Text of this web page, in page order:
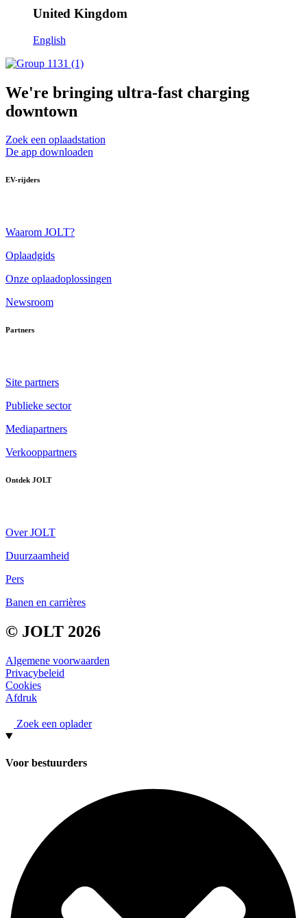
United Kingdom
English
We're bringing ultra-fast charging
downtown
Zoek een oplaadstation
De app downloaden
EV-rijders
Waarom JOLT?
Oplaadgids
Onze oplaadoplossingen
Newsroom
Partners
Site partners
Publieke sector
Mediapartners
Verkooppartners
Ontdek JOLT
Over JOLT
Duurzaamheid
Pers
Banen en carrières
© JOLT 2026
Algemene voorwaarden
Privacybeleid
Cookies
Afdruk
Zoek een oplader
Voor bestuurders